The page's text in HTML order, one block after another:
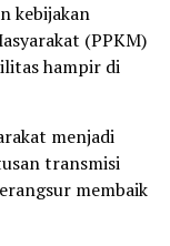
kebijakan
(PPKM)
hampir di
menjadi
transmisi
membaik